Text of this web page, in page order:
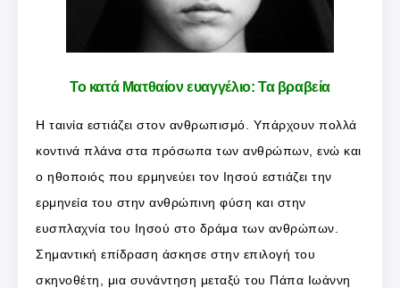
Το κατά Ματθαίον ευαγγέλιο: Τα βραβεία
Η ταινία εστιάζει στον ανθρωπισμό. Υπάρχουν πολλά
κοντινά πλάνα στα πρόσωπα των ανθρώπων, ενώ και
ο ηθοποιός που ερμηνεύει τον Ιησού εστιάζει την
ερμηνεία του στην ανθρώπινη φύση και στην
ευσπλαχνία του Ιησού στο δράμα των ανθρώπων.
Σημαντική επίδραση άσκησε στην επιλογή του
σκηνοθέτη, μια συνάντηση μεταξύ του Πάπα Ιωάννη